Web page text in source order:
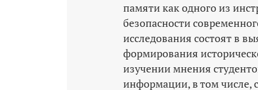
памяти как одного из
безопасности
исследования состоят в
формирования
изучении мнения
информации, в том числе,